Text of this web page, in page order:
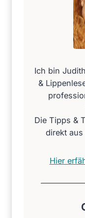
Ich bin
&
Die Tipps &
direkt
Hier